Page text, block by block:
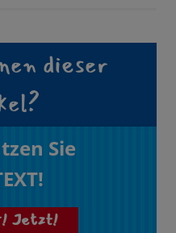
dieser
Sie
Jetzt!